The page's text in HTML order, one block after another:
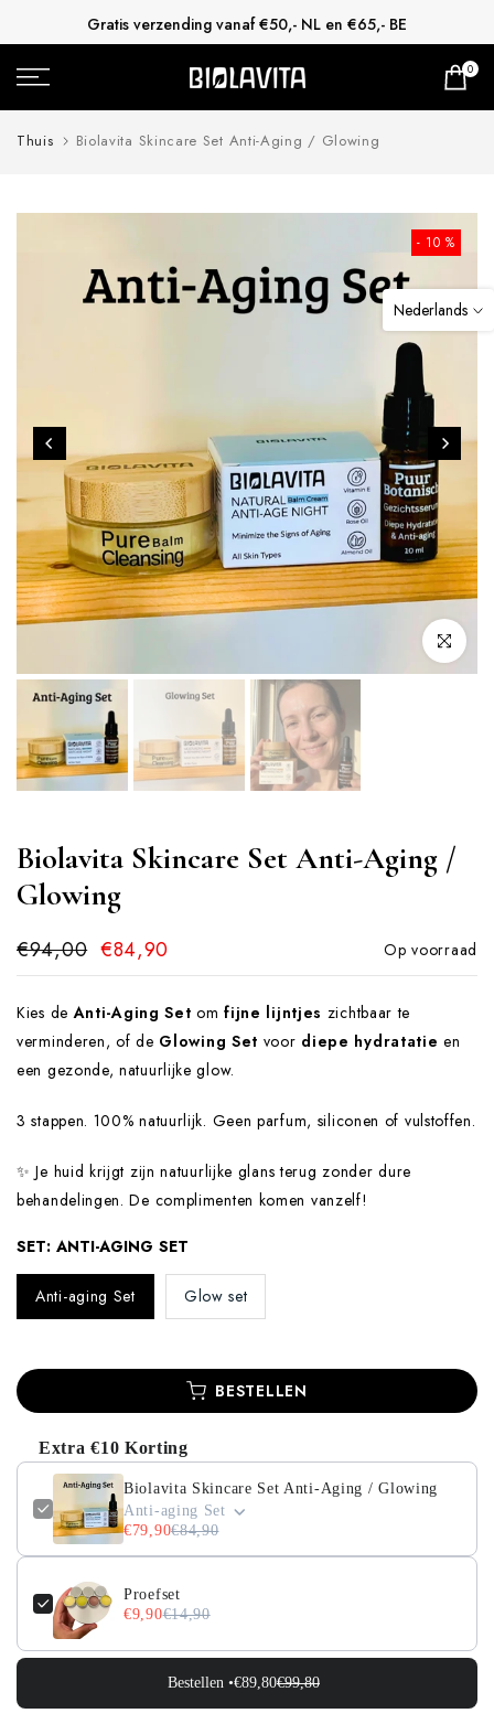
artikel
Gratis verzending vanaf €50,- NL en €65,- BE
0
Thuis Biolavita Skincare Set Anti-Aging / Glowing
- 10 %
Klik om te
Biolavita Skincare Set Anti-Aging /
Glowing
€94,00 €84,90 Op voorraad
Kies deAnti-Aging Set omfijne lijntjes zichtbaar te
verminderen, of de Glowing Set voor diepe hydratatie en
een gezonde, natuurlijke glow.
3 stappen. 100% natuurlijk. Geen parfum, siliconen of vulstoffen.
✨ Je huid krijgt zijn natuurlijke glans terug zonder dure
behandelingen. De complimenten komen vanzelf!
SET: ANTI-AGING SET
Anti-aging Set Glow set
BESTELLEN
Extra €10 Korting
Biolavita Skincare Set Anti-Aging / Glowing
Anti-aging Set
€79,90€84,90
Proefset
€9,90€14,90
Bestellen •€89,80€99,80
Nederlands